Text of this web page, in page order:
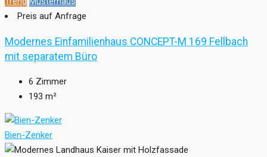
Preis auf Anfrage
Modernes Einfamilienhaus CONCEPT-M 169 Fellbach
mit separatem Büro
6 Zimmer
193 m²
Bien-Zenker